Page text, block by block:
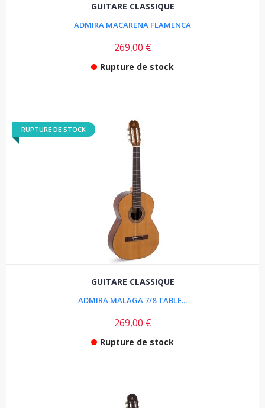
GUITARE CLASSIQUE
ADMIRA MACARENA FLAMENCA
269,00 €
Rupture de stock
RUPTURE DE STOCK
GUITARE CLASSIQUE
ADMIRA MALAGA 7/8 TABLE...
269,00 €
Rupture de stock